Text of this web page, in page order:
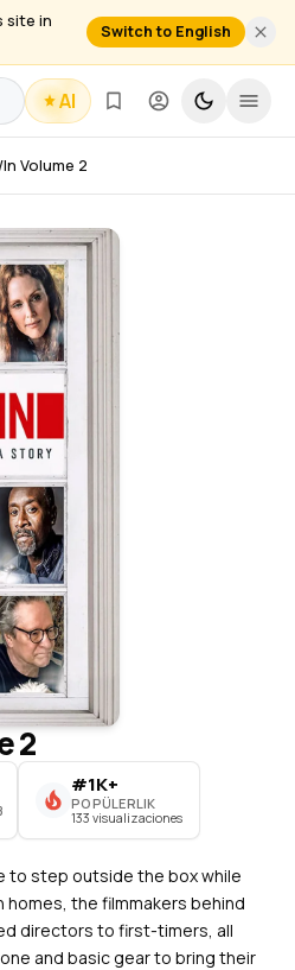
site in
Switch to English
AI
Volume 2
2
#1K+
POPÜLERLIK
133 visualizaciones
to step outside the box while
the filmmakers behind
directors to first-timers, all
and basic gear to bring their